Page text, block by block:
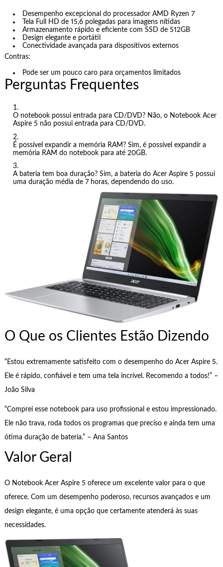
Desempenho excepcional do processador AMD Ryzen 7
Tela Full HD de 15,6 polegadas para imagens nítidas
Armazenamento rápido e eficiente com SSD de 512GB
Design elegante e portátil
Conectividade avançada para dispositivos externos
Contras:
Pode ser um pouco caro para orçamentos limitados
Perguntas Frequentes
O notebook possui entrada para CD/DVD? Não, o Notebook Acer
Aspire 5 não possui entrada para CD/DVD.
É possível expandir a memória RAM? Sim, é possível expandir a
memória RAM do notebook para até 20GB.
A bateria tem boa duração? Sim, a bateria do Acer Aspire 5 possui
uma duração média de 7 horas, dependendo do uso.
O Que os Clientes Estão Dizendo
“Estou extremamente satisfeito com o desempenho do Acer Aspire 5.
Ele é rápido, confiável e tem uma tela incrível. Recomendo a todos!” –
João Silva
“Comprei esse notebook para uso profissional e estou impressionado.
Ele não trava, roda todos os programas que preciso e ainda tem uma
ótima duração de bateria.” – Ana Santos
Valor Geral
O Notebook Acer Aspire 5 oferece um excelente valor para o que
oferece. Com um desempenho poderoso, recursos avançados e um
design elegante, é uma opção que certamente atenderá às suas
necessidades.